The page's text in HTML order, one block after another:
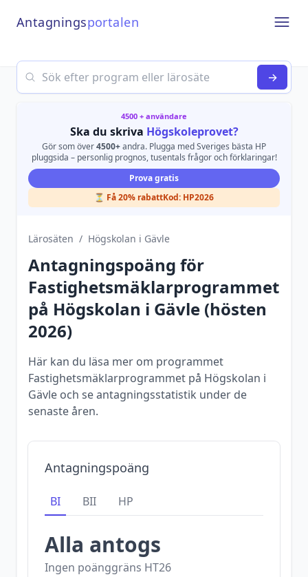
Antagningsportalen
Search
→
4500 + användare
Ska du skriva Högskoleprovet?
Gör som över4500+andra. Plugga med Sveriges bästa HP
pluggsida – personlig prognos, tusentals frågor och förklaringar!
Prova gratis
⏳ Få 20% rabattKod: HP2026
Lärosäten / Högskolan i Gävle
Antagningspoäng för
Fastighetsmäklarprogrammet
på Högskolan i Gävle (hösten
2026)
Här kan du läsa mer om programmet
Fastighetsmäklarprogrammet på Högskolan i
Gävle och se antagningsstatistik under de
senaste åren.
Antagningspoäng
BI BII HP
Alla antogs
Ingen poänggräns HT26